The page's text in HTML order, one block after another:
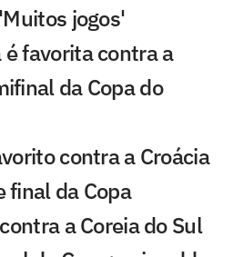
jogos'
favorita contra a
da Copa do
contra a Croácia
final da Copa
a Coreia do Sul